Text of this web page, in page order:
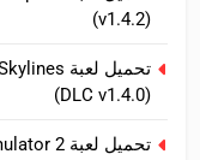
(v1.4.2)
(DLC v1.4.0)